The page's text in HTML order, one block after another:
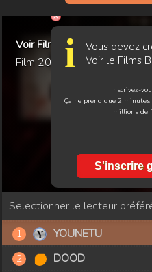
i
Vous devez
Voir le Films
Inscrivez-
Ça ne prend que 2 minutes
millions de
S'inscrire
Voir Film Bait
Film 2025
Selectionner le lecteur
YOUNETU
DOOD